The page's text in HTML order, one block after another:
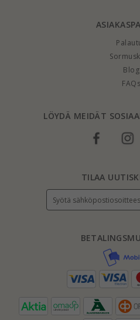
Blog
FAQs
LÖYDÄ MEIDÄT
TILAA